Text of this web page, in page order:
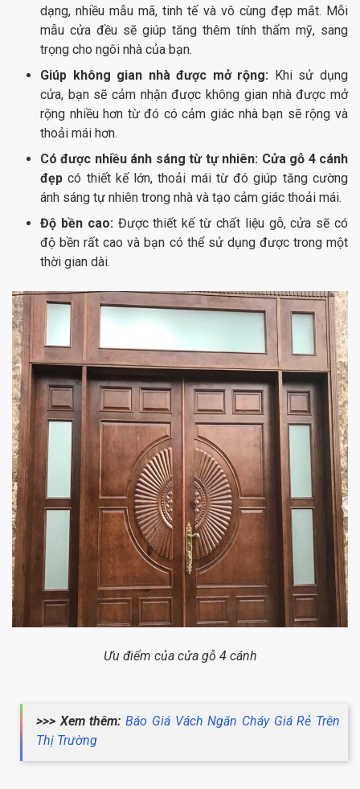
dạng, nhiều mẫu mã, tinh tế và vô cùng đẹp mắt. Mỗi
mẫu cửa đều sẽ giúp tăng thêm tính thẩm mỹ, sang
trọng cho ngôi nhà của bạn.
Giúp không gian nhà được mở rộng: Khi sử dụng
cửa, bạn sẽ cảm nhận được không gian nhà được mở
rộng nhiều hơn từ đó có cảm giác nhà bạn sẽ rộng và
thoải mái hơn.
Có được nhiều ánh sáng từ tự nhiên: Cửa gỗ 4 cánh
đẹp có thiết kế lớn, thoải mái từ đó giúp tăng cường
ánh sáng tự nhiên trong nhà và tạo cảm giác thoải mái.
Độ bền cao: Được thiết kế từ chất liệu gỗ, cửa sẽ có
độ bền rất cao và bạn có thể sử dụng được trong một
thời gian dài.
Ưu điểm của cửa gỗ 4 cánh
>>> Xem thêm:Báo Giá Vách Ngăn Cháy Giá Rẻ Trên
Thị Trường